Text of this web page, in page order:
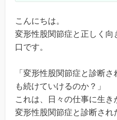
こんにちは。
変形性股関節症と正しく
口です。
「変形性股関節症と診断
も続けていけるのか？」
これは、日々の仕事に生
変形性股関節症と診断され